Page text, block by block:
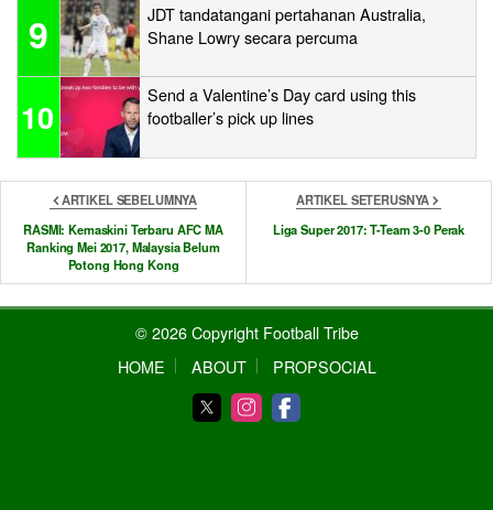
9
JDT tandatangani pertahanan Australia,
Shane Lowry secara percuma
10
Send a Valentine’s Day card using this
footballer’s pick up lines
ARTIKEL SEBELUMNYA
RASMI: Kemaskini Terbaru AFC MA
Ranking Mei 2017, Malaysia Belum
Potong Hong Kong
ARTIKEL SETERUSNYA
Liga Super 2017: T-Team 3-0 Perak
© 2026 Copyright Football Tribe
HOME
ABOUT PROPSOCIAL